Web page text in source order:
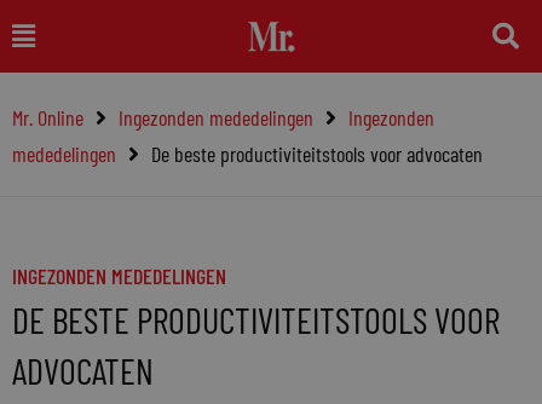
naar
inhoud
Main
Menu
Mr. Online Ingezonden mededelingen
Ingezonden
mededelingen
De beste productiviteitstools voor advocaten
INGEZONDEN MEDEDELINGEN
DE BESTE PRODUCTIVITEITSTOOLS VOOR
ADVOCATEN